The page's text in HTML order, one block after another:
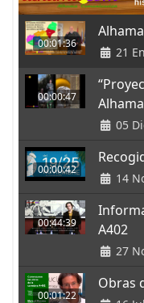
00:01:36
21
00:00:47
Alhama
05
00:00:42
14
00:44:39
A402
27
00:01:22
Obras